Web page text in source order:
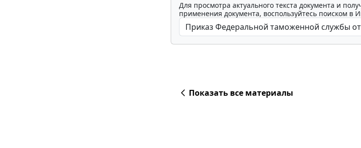
Для просмотра актуального текста документа и
применения документа, воспользуйтесь поиском в
Показать все материалы